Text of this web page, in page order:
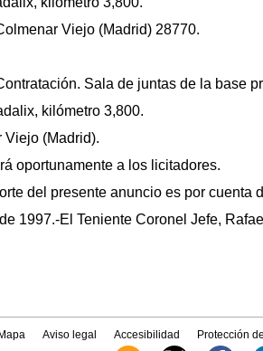
Viejo (Madrid) 28770.
Sala de juntas de la base
kilómetro 3,800.
Viejo (Madrid).
oportunamente a los licitadores.
del presente anuncio es por cuenta
1997.-El Teniente Coronel Jefe,
Mapa Aviso legal Accesibilidad Protección